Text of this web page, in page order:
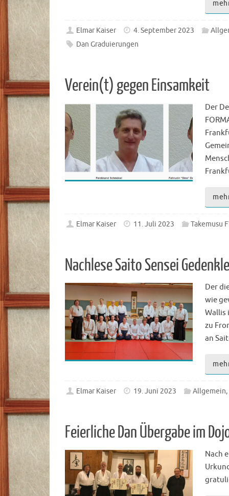
Elmar Kaiser 4. September 2023
Dan Graduierungen
Verein(t) gegen Einsamkeit
Der
Elmar Kaiser 11. Juli 2023 Takemusu
Nachlese Saito Sensei
Der
wie
Wallis
zu
an
Elmar Kaiser 19. Juni 2023 Allgemein,
Feierliche Dan Übergabe im
Nach